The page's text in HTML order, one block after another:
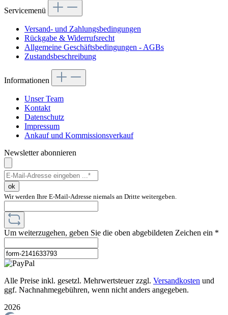
Servicemenü
Versand- und Zahlungsbedingungen
Rückgabe & Widerrufsrecht
Allgemeine Geschäftsbedingungen - AGBs
Zustandsbeschreibung
Informationen
Unser Team
Kontakt
Datenschutz
Impressum
Ankauf und Kommissionsverkauf
Newsletter abonnieren
ok
Wir werden Ihre E-Mail-Adresse niemals an Dritte weitergeben.
Um weiterzugehen, geben Sie die oben abgebildeten Zeichen ein *
Alle Preise inkl. gesetzl. Mehrwertsteuer zzgl. Versandkosten und
ggf. Nachnahmegebühren, wenn nicht anders angegeben.
2026